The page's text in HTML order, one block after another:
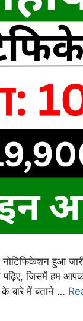
हुआ
जिसमें हम
के बारे में बताने …